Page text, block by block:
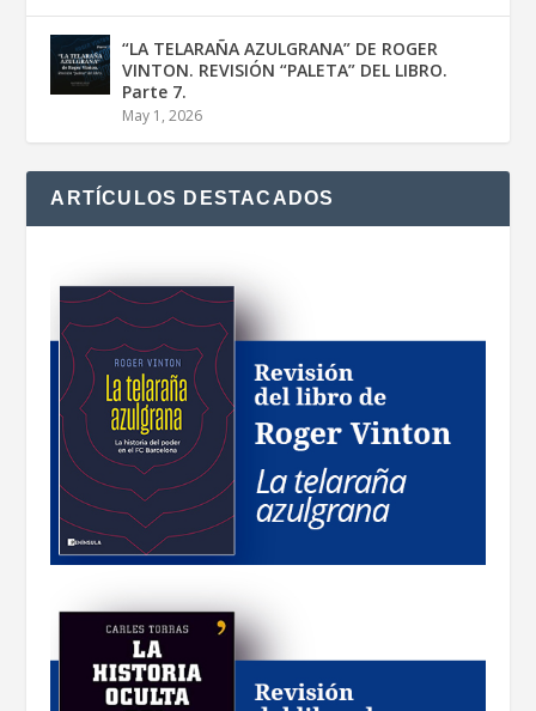
“LA TELARAÑA AZULGRANA” DE ROGER
VINTON. REVISIÓN “PALETA” DEL LIBRO.
Parte 7.
May 1, 2026
ARTÍCULOS DESTACADOS